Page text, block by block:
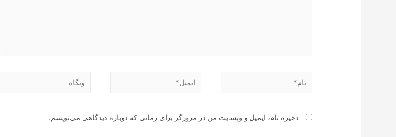
نام* ایمیل* وبگاه
ذخیره نام، ایمیل و وبسایت من در مرورگر برای زمانی که دوباره دیدگاهی می‌نویسم.